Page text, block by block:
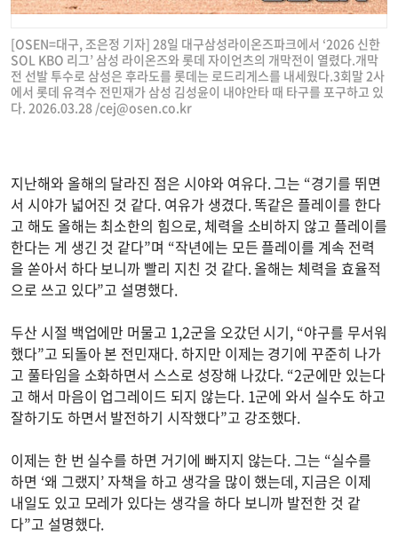
[OSEN=대구, 조은정 기자] 28일 대구삼성라이온즈파크에서 ‘2026 신한
SOL KBO 리그’ 삼성 라이온즈와 롯데 자이언츠의 개막전이 열렸다.개막
전 선발 투수로 삼성은 후라도를 롯데는 로드리게스를 내세웠다.3회말 2사
에서 롯데 유격수 전민재가 삼성 김성윤이 내야안타 때 타구를 포구하고 있
다. 2026.03.28 /cej@osen.co.kr
지난해와 올해의 달라진 점은 시야와 여유다. 그는 “경기를 뛰면
서 시야가 넓어진 것 같다. 여유가 생겼다. 똑같은 플레이를 한다
고 해도 올해는 최소한의 힘으로, 체력을 소비하지 않고 플레이를
한다는 게 생긴 것 같다”며 “작년에는 모든 플레이를 계속 전력
을 쏟아서 하다 보니까 빨리 지친 것 같다. 올해는 체력을 효율적
으로 쓰고 있다”고 설명했다.
두산 시절 백업에만 머물고 1,2군을 오갔던 시기, “야구를 무서워
했다”고 되돌아 본 전민재다. 하지만 이제는 경기에 꾸준히 나가
고 풀타임을 소화하면서 스스로 성장해 나갔다. “2군에만 있는다
고 해서 마음이 업그레이드 되지 않는다. 1군에 와서 실수도 하고
잘하기도 하면서 발전하기 시작했다”고 강조했다.
이제는 한 번 실수를 하면 거기에 빠지지 않는다. 그는 “실수를
하면 ‘왜 그랬지’ 자책을 하고 생각을 많이 했는데, 지금은 이제
내일도 있고 모레가 있다는 생각을 하다 보니까 발전한 것 같
다”고 설명했다.